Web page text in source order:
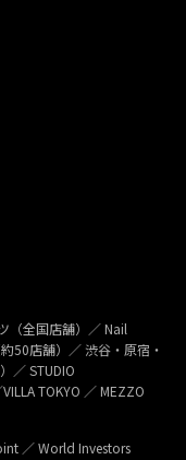
（全国店舗）／ Nail
50店舗）／ 渋谷・原宿・
／ STUDIO
TOKYO ／ MEZZO
／ World Investors